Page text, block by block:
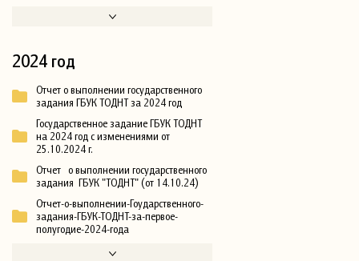
2024 год
Отчет о выполнении государственного
задания ГБУК ТОДНТ за 2024 год
Государственное задание ГБУК ТОДНТ
на 2024 год с изменениями от
25.10.2024 г.
Отчет о выполнении государственного
задания ГБУК "ТОДНТ" (от 14.10.24)
Отчет-о-выполнении-Гоударственного-
задания-ГБУК-ТОДНТ-за-первое-
полугодие-2024-года